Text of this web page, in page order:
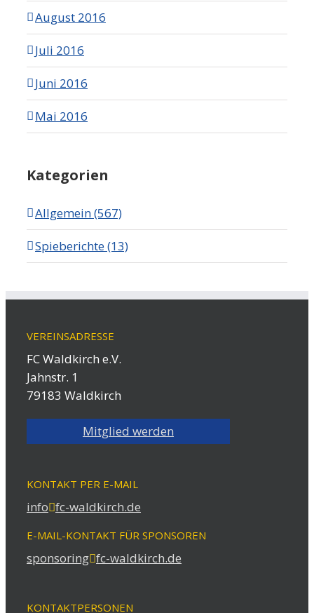
August 2016
Juli 2016
Juni 2016
Mai 2016
Kategorien
Allgemein (567)
Spieberichte (13)
VEREINSADRESSE
FC Waldkirch e.V.
Jahnstr. 1
79183 Waldkirch
Mitglied werden
KONTAKT PER E-MAIL
info fc-waldkirch.de
E-MAIL-KONTAKT FÜR SPONSOREN
sponsoring fc-waldkirch.de
KONTAKTPERSONEN